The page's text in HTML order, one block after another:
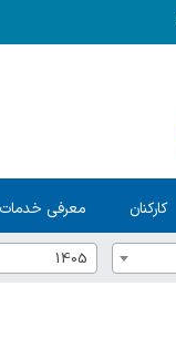
کارکنان معرفی خدمات
1405